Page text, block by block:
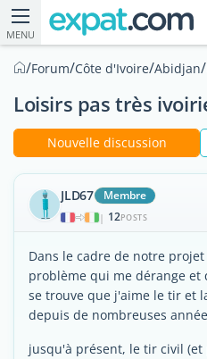
MENU
/Forum/Côte d'Ivoire/Abidjan/
Loisirs pas très
Nouvelle discussion
JLD67 Membre
| 12POSTS
Dans le cadre de notre
problème qui me dérange et
se trouve que j'aime le tir et
depuis de nombreuses
jusqu'à présent, le tir civil (et